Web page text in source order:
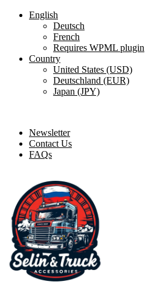
English
Deutsch
French
Requires WPML plugin
Country
United States (USD)
Deutschland (EUR)
Japan (JPY)
Newsletter
Contact Us
FAQs